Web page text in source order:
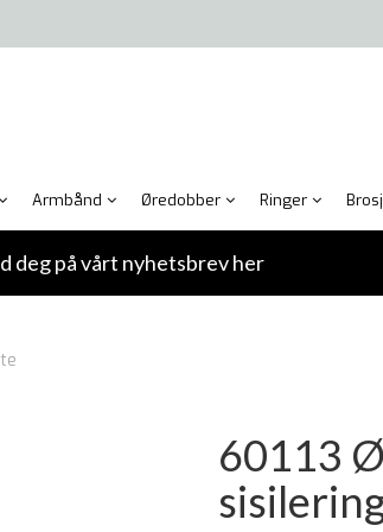
Armbånd Øredobber Ringer
deg på vårt nyhetsbrev her
60113